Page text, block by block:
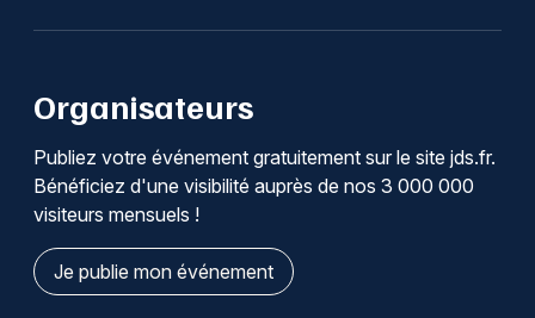
Organisateurs
Publiez votre événement gratuitement sur le site jds.fr.
Bénéficiez d'une visibilité auprès de nos 3 000 000
visiteurs mensuels !
Je publie mon événement